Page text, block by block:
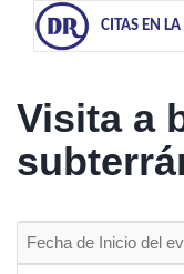
CITAS EN
Visita a
Fecha de Inicio del